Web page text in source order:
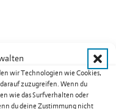
wir Technologien wie Cookies,
zuzugreifen. Wenn du
wie das Surfverhalten oder
du deine Zustimmung nicht